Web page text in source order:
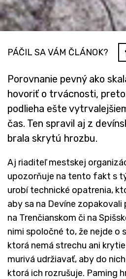
PÁČIL SA VÁM ČLÁNOK?
Porovnanie pevný ako
hovoriť o trvácnosti,
podlieha ešte
čas. Ten spravil aj z
brala skrytú hrozbu.
Aj riaditeľ mestskej
upozorňuje na tento fakt s
urobí technické opatrenia,
aby sa na Devíne
na Trenčianskom či na
nimi spoločné to, že nejde o
ktorá nemá strechu ani
murivá udržiavať, aby do
ktorá ich rozrušuje. Paming